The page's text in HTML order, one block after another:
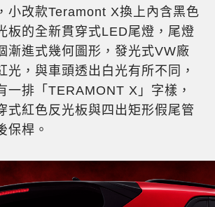
小改款Teramont X換上內含黑色
板的全新貫穿式LED尾燈，尾燈
漸進式幾何圖形，發光式VW廠
光，與車頭透出白光有所不同，
一排「TERAMONT X」字樣，
式紅色反光板與四出矩形假尾管
保桿。